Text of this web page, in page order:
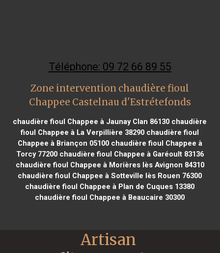
Téléphone: 09 72 66 89 55
Zone intervention chaudière fioul
Chappee Castelnau d'Estrétefonds
chaudière fioul Chappee à Jaunay Clan 86130 chaudière
fioul Chappee à La Verpillière 38290 chaudière fioul
Chappee à Briançon 05100chaudière fioul Chappee à
Torcy 77200chaudière fioul Chappee à Garéoult 83136
chaudière fioul Chappee à Morières lès Avignon 84310
chaudière fioul Chappee à Sotteville lès Rouen 76300
chaudière fioul Chappee à Plan de Cuques 13380
chaudière fioul Chappee à Beaucaire 30300
Artisan